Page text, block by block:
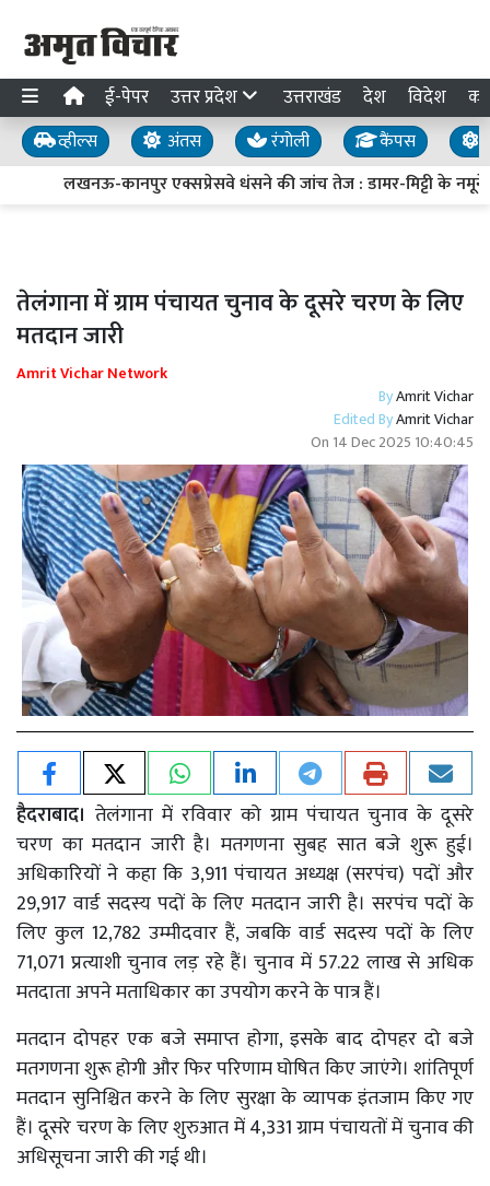
ई-पेपर उत्तर प्रदेश उत्तराखंड देश विदेश
व्हील्स अंतस रंगोली कैंपस
लखनऊ-कानपुर एक्सप्रेसवे धंसने की जांच तेज : डामर-मिट्टी के नमूने
तेलंगाना में ग्राम पंचायत चुनाव के दूसरे चरण के लिए
मतदान जारी
Amrit Vichar Network
ByAmrit Vichar
Edited ByAmrit Vichar
On 14 Dec 2025 10:40:45
हैदराबाद। तेलंगाना में रविवार को ग्राम पंचायत चुनाव के दूसरे
चरण का मतदान जारी है। मतगणना सुबह सात बजे शुरू हुई।
अधिकारियों ने कहा कि 3,911 पंचायत अध्यक्ष (सरपंच) पदों और
29,917 वार्ड सदस्य पदों के लिए मतदान जारी है। सरपंच पदों के
लिए कुल 12,782 उम्मीदवार हैं, जबकि वार्ड सदस्य पदों के लिए
71,071 प्रत्याशी चुनाव लड़ रहे हैं। चुनाव में 57.22 लाख से अधिक
मतदाता अपने मताधिकार का उपयोग करने के पात्र हैं।
मतदान दोपहर एक बजे समाप्त होगा, इसके बाद दोपहर दो बजे
मतगणना शुरू होगी और फिर परिणाम घोषित किए जाएंगे। शांतिपूर्ण
मतदान सुनिश्चित करने के लिए सुरक्षा के व्यापक इंतजाम किए गए
हैं। दूसरे चरण के लिए शुरुआत में 4,331 ग्राम पंचायतों में चुनाव की
अधिसूचना जारी की गई थी।